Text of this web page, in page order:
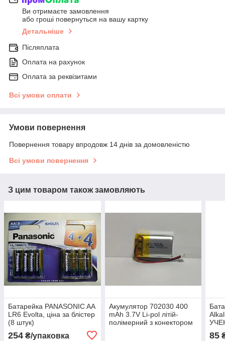
Ви отримаєте замовлення
або гроші повернуться на вашу картку
Детальніше
Післяплата
Оплата на рахунок
Оплата за реквізитами
Всі умови оплати
Умови повернення
Повернення товару впродовж 14 днів за домовленістю
Всі умови повернення
З цим товаром також замовляють
Батарейка PANASONIC AA
LR6 Evolta, ціна за блістер
(8 штук)
254 ₴/упаковка
Акумулятор 702030 400
mAh 3.7V Li-pol літій-
полімерний з конектором
85